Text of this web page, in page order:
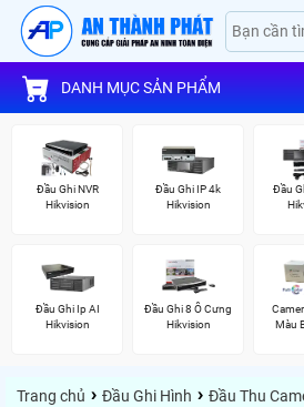
DANH MỤC SẢN PHẨM
Đầu Ghi NVR
Hikvision
Đầu Ghi IP 4k
Hikvision
Đầu
Đầu Ghi Ip AI
Hikvision
Đầu Ghi 8 Ổ Cưng
Hikvision
Màu
Trang chủ › Đầu Ghi Hình › Đầu Thu